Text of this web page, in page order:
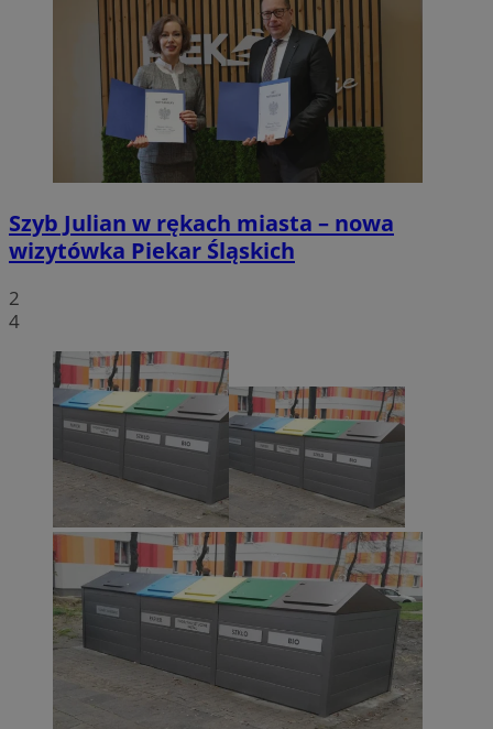
Szyb Julian w rękach miasta – nowa
wizytówka Piekar Śląskich
2
4